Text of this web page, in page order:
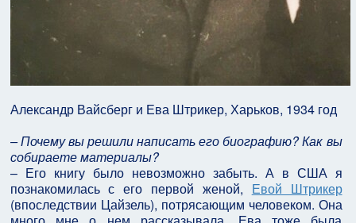
Александр Вайсберг и Ева Штрикер, Харьков, 1934 год
– Почему вы решили написать его биографию? Как вы
собираете материалы?
– Его книгу было невозможно забыть. А в США я
познакомилась с его первой женой, Евой Штрикер
(впоследствии Цайзель), потрясающим человеком. Она